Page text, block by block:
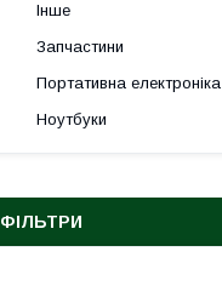
Інше
Запчастини
Портативна електроніка
Ноутбуки
ФІЛЬТРИ